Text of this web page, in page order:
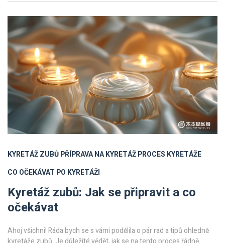
KYRETÁŽ ZUBŮPŘÍPRAVA NA KYRETÁŽPROCES KYRETÁŽE
CO OČEKÁVAT PO KYRETÁŽI
Kyretáž zubů: Jak se připravit a co
očekávat
Ahoj všichni! Ráda bych se s vámi podělila o pár rad a tipů ohledně